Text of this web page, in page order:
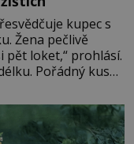
kupec s
Žena pečlivě
pět loket,“ prohlásí.
Pořádný kus
švadlena
podívejte.“